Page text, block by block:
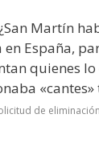
Martín
en España,
quienes
de eliminación